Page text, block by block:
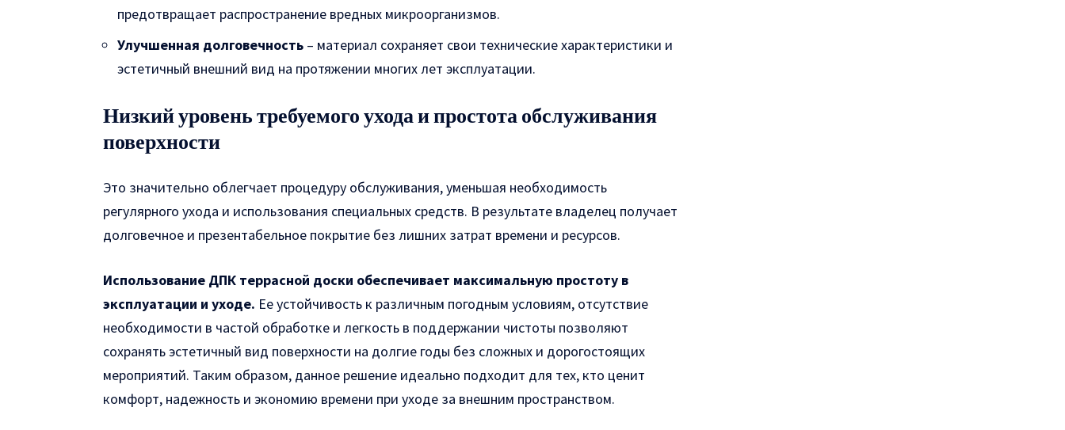
предотвращает распространение вредных микроорганизмов.
Улучшенная долговечность – материал сохраняет свои технические характеристики и
эстетичный внешний вид на протяжении многих лет эксплуатации.
Низкий уровень требуемого ухода и простота обслуживания
поверхности
Это значительно облегчает процедуру обслуживания, уменьшая необходимость
регулярного ухода и использования специальных средств. В результате владелец получает
долговечное и презентабельное покрытие без лишних затрат времени и ресурсов.
Использование ДПК террасной доски обеспечивает максимальную простоту в
эксплуатации и уходе. Ее устойчивость к различным погодным условиям, отсутствие
необходимости в частой обработке и легкость в поддержании чистоты позволяют
сохранять эстетичный вид поверхности на долгие годы без сложных и дорогостоящих
мероприятий. Таким образом, данное решение идеально подходит для тех, кто ценит
комфорт, надежность и экономию времени при уходе за внешним пространством.